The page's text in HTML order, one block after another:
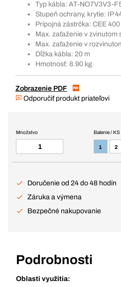
Typ kábla: AT-NO7V3V3-
Stupeň ochrany, krytie: IP
Prípojná zástrčka: CEE 400
Max. zaťaženie v zvinutom
Max. zaťaženie v
Dĺžka kábla: 20 m
Hmotnosť: 8.90 kg
Zobrazenie PDF
Odporučiť produkt priateľovi
Balenie / KS
1 2
Množstvo
Doručenie od 24 do 48 hodín
Záruka a výmena
Bezpečné nakupovanie
Podrobnosti
Oblasti využitia: